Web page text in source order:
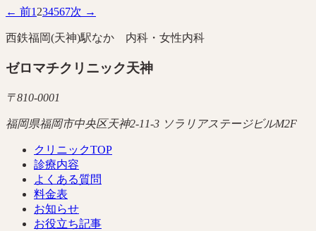
← 前1 234567次 →
西鉄福岡(天神)駅なか 内科・女性内科
ゼロマチクリニック天神
〒810-0001
福岡県福岡市中央区天神2-11-3 ソラリアステージビルM2F
クリニックTOP
診療内容
よくある質問
料金表
お知らせ
お役立ち記事